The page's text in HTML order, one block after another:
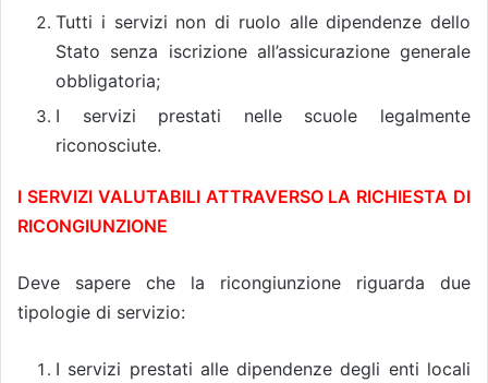
Tutti i servizi non di ruolo alle dipendenze dello
Stato senza iscrizione all’assicurazione generale
obbligatoria;
I servizi prestati nelle scuole legalmente
riconosciute.
I SERVIZI VALUTABILI ATTRAVERSO LA RICHIESTA DI
RICONGIUNZIONE
Deve sapere che la ricongiunzione riguarda due
tipologie di servizio:
I servizi prestati alle dipendenze degli enti locali